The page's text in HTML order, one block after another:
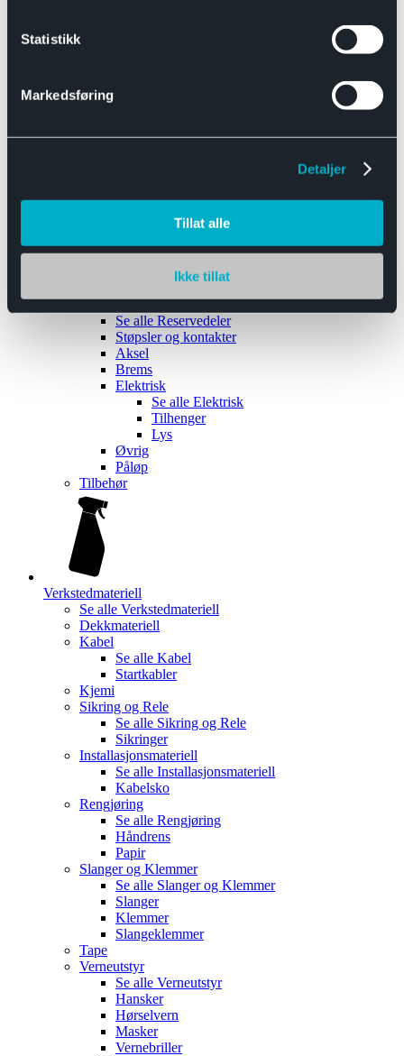
Statistikk
Markedsføring
Detaljer
Tillat alle
Ikke tillat
Båthengere
Reservedeler
Se alle Reservedeler
Støpsler og kontakter
Aksel
Brems
Elektrisk
Se alle Elektrisk
Tilhenger
Lys
Øvrig
Påløp
Tilbehør
Verkstedmateriell
Se alle Verkstedmateriell
Dekkmateriell
Kabel
Se alle Kabel
Startkabler
Kjemi
Sikring og Rele
Se alle Sikring og Rele
Sikringer
Installasjonsmateriell
Se alle Installasjonsmateriell
Kabelsko
Rengjøring
Se alle Rengjøring
Håndrens
Papir
Slanger og Klemmer
Se alle Slanger og Klemmer
Slanger
Klemmer
Slangeklemmer
Tape
Verneutstyr
Se alle Verneutstyr
Hansker
Hørselvern
Masker
Vernebriller